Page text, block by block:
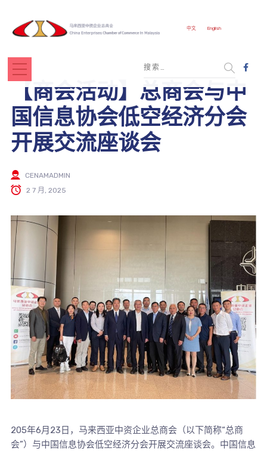
中文 English
【商会活动】总商会与中
国信息协会低空经济分会
开展交流座谈会
CENAMADMIN
2 7 月, 2025
205年6月23日，马来西亚中资企业总商会（以下简称“总商
会”）与中国信息协会低空经济分会开展交流座谈会。中国信息